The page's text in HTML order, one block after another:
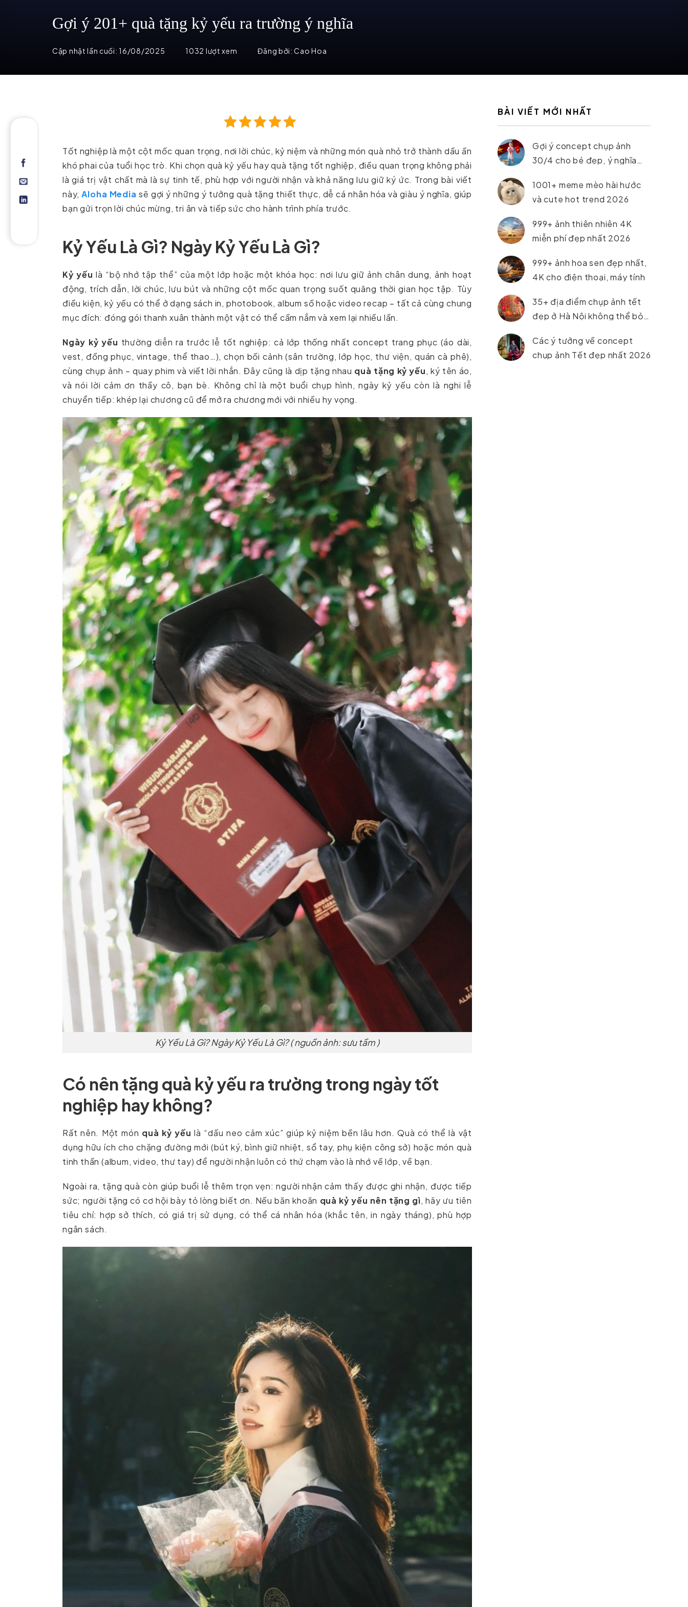
Gợi ý 201+ quà tặng kỷ yếu ra trường ý nghĩa
Cập nhật lần cuối:16/08/2025 1032 lượt xem Đăng bởi:Cao Hoa
Tốt nghiệp là một cột mốc quan trọng, nơi lời chúc, kỷ niệm và những món quà nhỏ trở thành dấu ấn
khó phai của tuổi học trò. Khi chọn quà kỷ yếu hay quà tặng tốt nghiệp, điều quan trọng không phải
là giá trị vật chất mà là sự tinh tế, phù hợp với người nhận và khả năng lưu giữ ký ức. Trong bài viết
này,Aloha Media sẽ gợi ý những ý tưởng quà tặng thiết thực, dễ cá nhân hóa và giàu ý nghĩa, giúp
bạn gửi trọn lời chúc mừng, tri ân và tiếp sức cho hành trình phía trước.
Kỷ Yếu Là Gì? Ngày Kỷ Yếu Là Gì?
Kỷ yếu là “bộ nhớ tập thể” của một lớp hoặc một khóa học: nơi lưu giữ ảnh chân dung, ảnh hoạt
động, trích dẫn, lời chúc, lưu bút và những cột mốc quan trọng suốt quãng thời gian học tập. Tùy
điều kiện, kỷ yếu có thể ở dạng sách in, photobook, album số hoặc video recap – tất cả cùng chung
mục đích: đóng gói thanh xuân thành một vật có thể cầm nắm và xem lại nhiều lần.
Ngày kỷ yếu thường diễn ra trước lễ tốt nghiệp: cả lớp thống nhất concept trang phục (áo dài,
vest, đồng phục, vintage, thể thao…), chọn bối cảnh (sân trường, lớp học, thư viện, quán cà phê),
cùng chụp ảnh – quay phim và viết lời nhắn. Đây cũng là dịp tặng nhau quà tặng kỷ yếu, ký tên áo,
và nói lời cảm ơn thầy cô, bạn bè. Không chỉ là một buổi chụp hình, ngày kỷ yếu còn là nghi lễ
chuyển tiếp: khép lại chương cũ để mở ra chương mới với nhiều hy vọng.
Kỷ Yếu Là Gì? Ngày Kỷ Yếu Là Gì? ( nguồn ảnh: sưu tầm )
Có nên tặng quà kỷ yếu ra trường trong ngày tốt
nghiệp hay không?
Rất nên. Một món quà kỷ yếu là “dấu neo cảm xúc” giúp kỷ niệm bền lâu hơn. Quà có thể là vật
dụng hữu ích cho chặng đường mới (bút ký, bình giữ nhiệt, sổ tay, phụ kiện công sở) hoặc món quà
tinh thần (album, video, thư tay) để người nhận luôn có thứ chạm vào là nhớ về lớp, về bạn.
Ngoài ra, tặng quà còn giúp buổi lễ thêm trọn vẹn: người nhận cảm thấy được ghi nhận, được tiếp
sức; người tặng có cơ hội bày tỏ lòng biết ơn. Nếu băn khoăn quà kỷ yếu nên tặng gì, hãy ưu tiên
tiêu chí: hợp sở thích, có giá trị sử dụng, có thể cá nhân hóa (khắc tên, in ngày tháng), phù hợp
ngân sách.
BÀI VIẾT MỚI NHẤT
Gợi ý concept chụp ảnh
30/4 cho bé đẹp, ý nghĩa
1001+ meme mèo hài hước
và cute hot trend 2026
999+ ảnh thiên nhiên 4K
miễn phí đẹp nhất 2026
999+ ảnh hoa sen đẹp nhất,
4K cho điện thoại, máy tính
35+ địa điểm chụp ảnh tết
đẹp ở Hà Nội không thể bỏ
Các ý tưởng về concept
chụp ảnh Tết đẹp nhất 2026